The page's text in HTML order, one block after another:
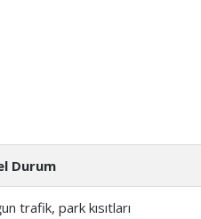
Durum
trafik, park kısıtları